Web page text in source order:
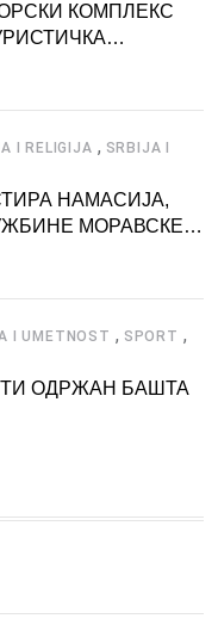
КОМПЛЕКС
I RELIGIJA , SRBIJA I
НАМАСИЈА,
МОРАВСКЕ
I UMETNOST , SPORT ,
ОДРЖАН БАШТА